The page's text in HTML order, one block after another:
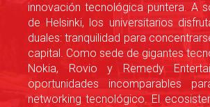
innovación tecnológica puntera. A
de Helsinki, los universitarios
duales: tranquilidad para
capital. Como sede de gigantes
Nokia, Rovio y Remedy
oportunidades incomparables
networking tecnológico. El